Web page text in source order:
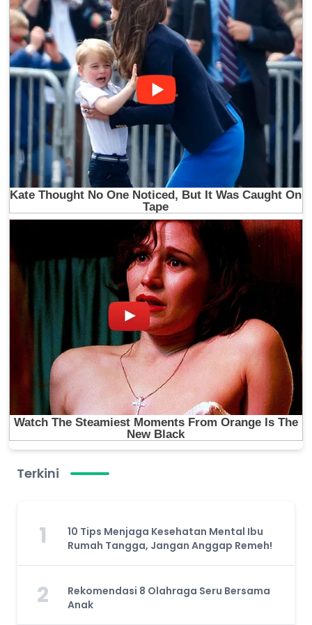
Terkini
1
10 Tips Menjaga Kesehatan Mental Ibu
Rumah Tangga, Jangan Anggap Remeh!
2
Rekomendasi 8 Olahraga Seru Bersama
Anak